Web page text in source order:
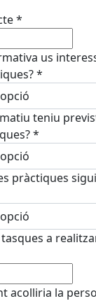
*
us
*
teniu
*
pràctiques
a
acolliria la